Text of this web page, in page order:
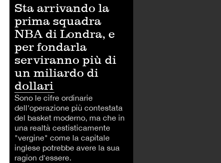
Sta arrivando la
prima squadra
NBA di Londra, e
per fondarla
serviranno più di
un miliardo di
dollari
Sono le cifre ordinarie
dell'operazione più contestata
del basket moderno, ma che in
una realtà cestisticamente
"vergine" come la capitale
inglese potrebbe avere la sua
ragion d'essere.